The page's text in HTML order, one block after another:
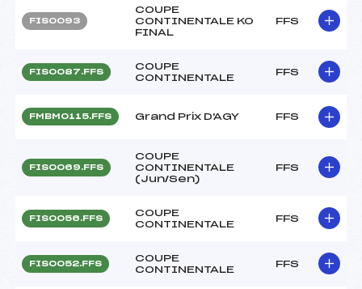
FIS0093
COUPE
CONTINENTALE KO
FINAL
FFS
FIS0087.FFS
COUPE
CONTINENTALE
FFS
FMBM0115.FFS Grand Prix D'AGY FFS
FIS0069.FFS
COUPE
CONTINENTALE
(Jun/Sen)
FFS
FIS0056.FFS
COUPE
CONTINENTALE
FFS
FIS0052.FFS
COUPE
CONTINENTALE
FFS